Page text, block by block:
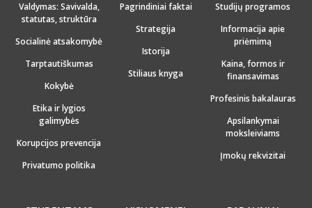
Valdymas: Savivalda,
statutas, struktūra
Socialinė atsakomybė
Tarptautiškumas
Kokybė
Etika ir lygios
galimybės
Korupcijos prevencija
Privatumo politika
Pagrindiniai faktai
Strategija
Istorija
Stiliaus knyga
Studijų programos
Informacija apie
priėmimą
Kaina, formos ir
finansavimas
Profesinis bakalauras
Apsilankymai
moksleiviams
Įmokų rekvizitai